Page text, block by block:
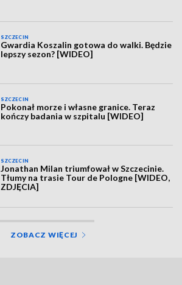
SZCZECIN
Gwardia Koszalin gotowa do walki. Będzie
lepszy sezon? [WIDEO]
SZCZECIN
Pokonał morze i własne granice. Teraz
kończy badania w szpitalu [WIDEO]
SZCZECIN
Jonathan Milan triumfował w Szczecinie.
Tłumy na trasie Tour de Pologne [WIDEO,
ZDJĘCIA]
ZOBACZ WIĘCEJ